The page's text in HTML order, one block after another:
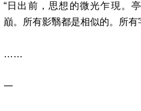
“ 日出前，思想的微光乍現。
巔。所有影翳都是相似的。所有
……
一